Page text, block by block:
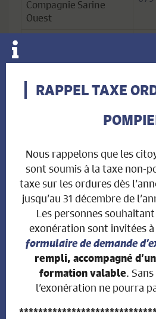
Compagnie Sarine
Ouest
remplaçant
En cas d’urgence ou si non
pas à composer le 118 !
Gendarmerie
cantonale
Prez-vers-Noréaz
026
PRÉSENTATION
La commune de Cottens se
de la Sarine du canton de
entre les villes de Fribourg
RAPPEL TAXE
Nous rappelons que les
sont soumis à la taxe non-
taxe sur les ordures dès
jusqu’au 31 décembre de
Les personnes
exonération sont invitées
formulaire de demande
rempli, accompagné
formation valable.
l’exonération ne pourra